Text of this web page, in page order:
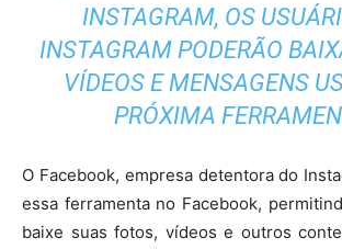
INSTAGRAM, OS
INSTAGRAM PODERÃO
VÍDEOS E MENSAGENS
PRÓXIMA
O Facebook, empresa detentora do
essa ferramenta no Facebook,
baixe suas fotos, vídeos e outros